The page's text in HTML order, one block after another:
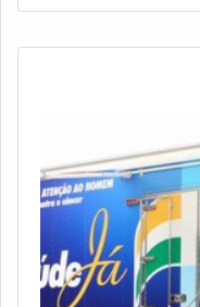
sucesso é o Museu